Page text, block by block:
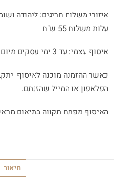
איזורי משלוח חריגים: ליהודה
עלות משלוח 55 ש"ח
איסוף עצמי: עד 3 ימי עסקים מיום ההזמנה
כאשר ההזמנה מוכנה לאיסוף
הפלאפון או המייל שהזנתם.
האיסוף מפתח תקווה בתיאום
תיאור